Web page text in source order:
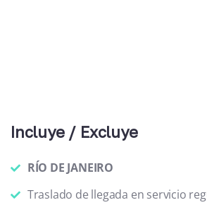
Incluye / Excluye
RÍO DE JANEIRO
Traslado de llegada en servicio